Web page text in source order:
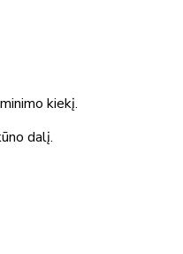
kiekį.
dalį.